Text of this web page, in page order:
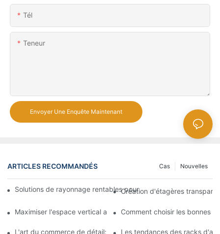
Tél
Teneur
Envoyer Une Enquête Maintenant
ARTICLES RECOMMANDÉS Nouvelles
Cas
Solutions de rayonnage rentables pour les supermarchés: une
Création d'étagères
Maximiser l'espace vertical avec des conceptions créatives de
Comment choisir les bonnes
L'art du commerce de détail: choisir les meilleurs racks pour
Les tendances des racks